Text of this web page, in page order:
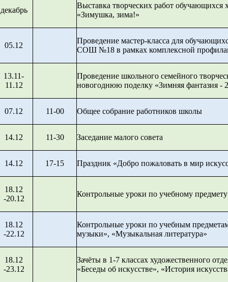
декабрь
Выставка творческих работ обучающихся
«Зимушка, зима!»
05.12
Проведение мастер-класса для
СОШ №18 в рамках комплексной
13.11-
11.12
Проведение школьного семейного
новогоднюю поделку «Зимняя фантазия -
07.12 11-00 Общее собрание работников школы
14.12 11-30 Заседание малого совета
14.12 17-15 Праздник «Добро пожаловать в мир
18.12
-20.12
Контрольные уроки по учебному
18.12
-22.12
Контрольные уроки по учебным
музыки», «Музыкальная литература»
18.12
-23.12
Зачёты в 1-7 классах художественного
«Беседы об искусстве», «История